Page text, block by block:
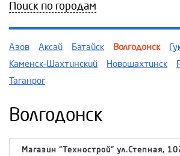
Поиск по городам
Азов Аксай Батайск Волгодонск
Каменск-Шахтинский
Новошахтинск
Таганрог
Волгодонск
Магазин "Технострой" ул.Степная,